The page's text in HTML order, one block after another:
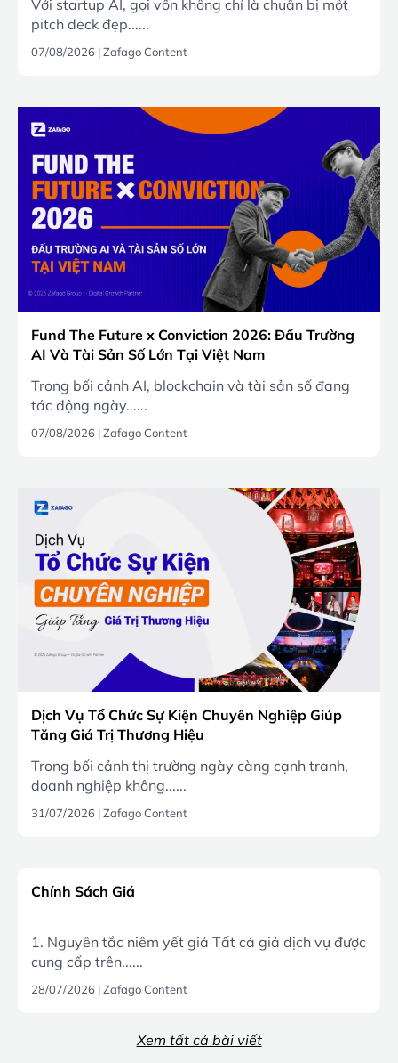
Với startup AI, gọi vốn không chỉ là chuẩn bị một
pitch deck đẹp......
07/08/2026 |Zafago Content
Fund The Future x Conviction 2026: Đấu Trường
AI Và Tài Sản Số Lớn Tại Việt Nam
Trong bối cảnh AI, blockchain và tài sản số đang
tác động ngày......
07/08/2026 |Zafago Content
Dịch Vụ Tổ Chức Sự Kiện Chuyên Nghiệp Giúp
Tăng Giá Trị Thương Hiệu
Trong bối cảnh thị trường ngày càng cạnh tranh,
doanh nghiệp không......
31/07/2026 |Zafago Content
Chính Sách Giá
1. Nguyên tắc niêm yết giá Tất cả giá dịch vụ được
cung cấp trên......
28/07/2026 |Zafago Content
Xem tất cả bài viết